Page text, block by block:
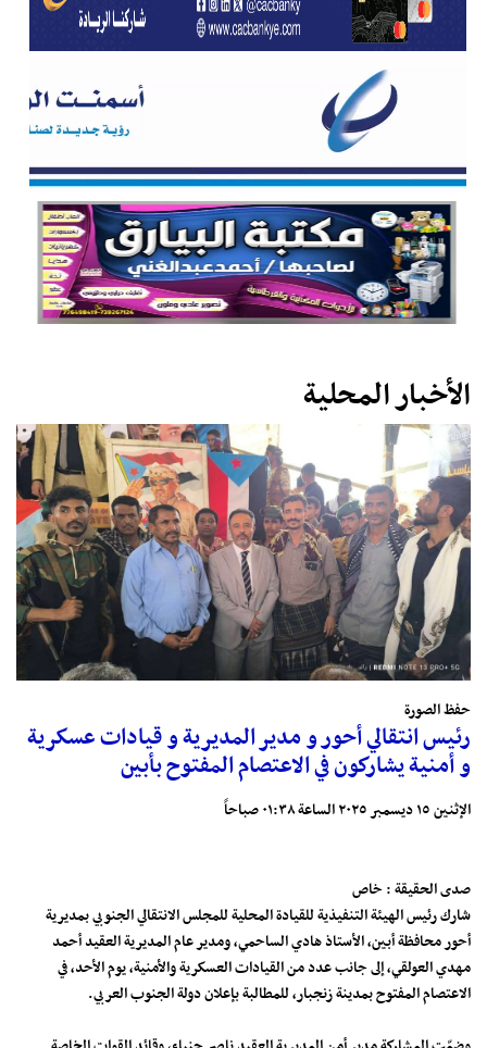
الأخبار المحلية
حفظ الصورة
رئيس انتقالي أحور و مدير المديرية و قيادات عسكرية
و أمنية يشاركون في الاعتصام المفتوح بأبين
الإثنين ١٥ ديسمبر ٢٠٢٥ الساعة ٠١:٣٨ صباحاً
صدى الحقيقة : خاص
شارك رئيس الهيئة التنفيذية للقيادة المحلية للمجلس الانتقالي الجنوبي بمديرية
أحور محافظة أبين، الأستاذ هادي الساحمي، ومدير عام المديرية العقيد أحمد
مهدي العولقي، إلى جانب عدد من القيادات العسكرية والأمنية، يوم الأحد، في
الاعتصام المفتوح بمدينة زنجبار، للمطالبة بإعلان دولة الجنوب العربي.